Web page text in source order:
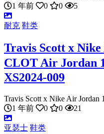
1 年前
0 0 5
耐克 鞋类
Travis Scott x
CLOT Air Jordan
XS2024-009
Travis Scott x Nike Air Jordan
1 年前
0 0 21
亚瑟士 鞋类